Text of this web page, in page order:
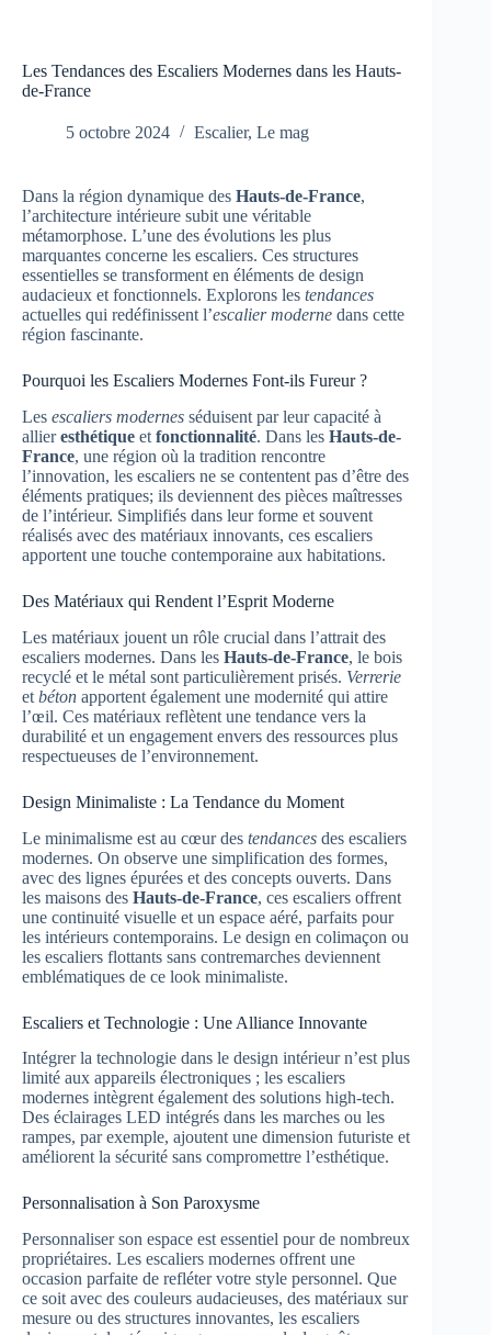
Les Tendances des Escaliers Modernes dans les Hauts-
de-France
5 octobre 2024 Escalier, Le mag
Dans la région dynamique des Hauts-de-France,
l’architecture intérieure subit une véritable
métamorphose. L’une des évolutions les plus
marquantes concerne les escaliers. Ces structures
essentielles se transforment en éléments de design
audacieux et fonctionnels. Explorons les tendances
actuelles qui redéfinissent l’escalier moderne dans cette
région fascinante.
Pourquoi les Escaliers Modernes Font-ils Fureur ?
Les escaliers modernes séduisent par leur capacité à
allieresthétique et fonctionnalité. Dans les Hauts-de-
France, une région où la tradition rencontre
l’innovation, les escaliers ne se contentent pas d’être des
éléments pratiques; ils deviennent des pièces maîtresses
de l’intérieur. Simplifiés dans leur forme et souvent
réalisés avec des matériaux innovants, ces escaliers
apportent une touche contemporaine aux habitations.
Des Matériaux qui Rendent l’Esprit Moderne
Les matériaux jouent un rôle crucial dans l’attrait des
escaliers modernes. Dans les Hauts-de-France, le bois
recyclé et le métal sont particulièrement prisés. Verrerie
et béton apportent également une modernité qui attire
l’œil. Ces matériaux reflètent une tendance vers la
durabilité et un engagement envers des ressources plus
respectueuses de l’environnement.
Design Minimaliste : La Tendance du Moment
Le minimalisme est au cœur des tendances des escaliers
modernes. On observe une simplification des formes,
avec des lignes épurées et des concepts ouverts. Dans
les maisons des Hauts-de-France, ces escaliers offrent
une continuité visuelle et un espace aéré, parfaits pour
les intérieurs contemporains. Le design en colimaçon ou
les escaliers flottants sans contremarches deviennent
emblématiques de ce look minimaliste.
Escaliers et Technologie : Une Alliance Innovante
Intégrer la technologie dans le design intérieur n’est plus
limité aux appareils électroniques ; les escaliers
modernes intègrent également des solutions high-tech.
Des éclairages LED intégrés dans les marches ou les
rampes, par exemple, ajoutent une dimension futuriste et
améliorent la sécurité sans compromettre l’esthétique.
Personnalisation à Son Paroxysme
Personnaliser son espace est essentiel pour de nombreux
propriétaires. Les escaliers modernes offrent une
occasion parfaite de refléter votre style personnel. Que
ce soit avec des couleurs audacieuses, des matériaux sur
mesure ou des structures innovantes, les escaliers